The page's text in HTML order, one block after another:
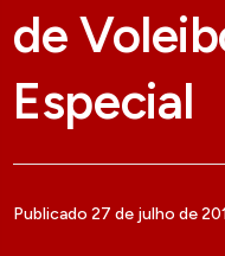
de
Especial
Publicado 27 de julho de